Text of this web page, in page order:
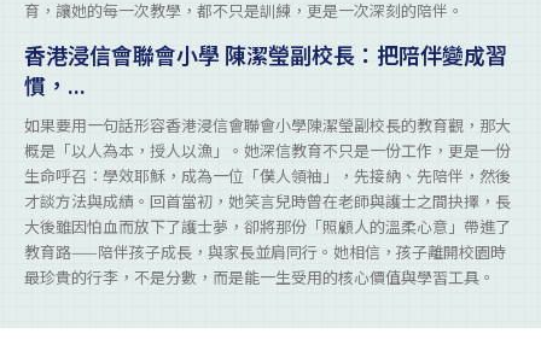
育，讓她的每一次教學，都不只是訓練，更是一次深刻的陪伴。
香港浸信會聯會小學 陳潔瑩副校長：把陪伴變成習
慣，...
如果要用一句話形容香港浸信會聯會小學陳潔瑩副校長的教育觀，那大
概是「以人為本，授人以漁」。她深信教育不只是一份工作，更是一份
生命呼召：學效耶穌，成為一位「僕人領袖」，先接納、先陪伴，然後
才談方法與成績。回首當初，她笑言兒時曾在老師與護士之間抉擇，長
大後雖因怕血而放下了護士夢，卻將那份「照顧人的溫柔心意」帶進了
教育路——陪伴孩子成長，與家長並肩同行。她相信，孩子離開校園時
最珍貴的行李，不是分數，而是能一生受用的核心價值與學習工具。